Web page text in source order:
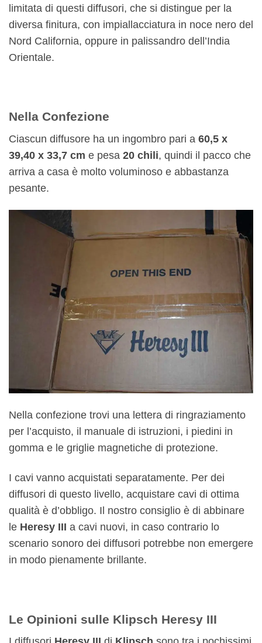
limitata di questi diffusori, che si distingue per la
diversa finitura, con impiallacciatura in noce nero del
Nord California, oppure in palissandro dell’India
Orientale.
Nella Confezione
Ciascun diffusore ha un ingombro pari a 60,5 x
39,40 x 33,7 cm e pesa 20 chili, quindi il pacco che
arriva a casa è molto voluminoso e abbastanza
pesante.
Nella confezione trovi una lettera di ringraziamento
per l’acquisto, il manuale di istruzioni, i piedini in
gomma e le griglie magnetiche di protezione.
I cavi vanno acquistati separatamente. Per dei
diffusori di questo livello, acquistare cavi di ottima
qualità è d’obbligo. Il nostro consiglio è di abbinare
le Heresy III a cavi nuovi, in caso contrario lo
scenario sonoro dei diffusori potrebbe non emergere
in modo pienamente brillante.
Le Opinioni sulle Klipsch Heresy III